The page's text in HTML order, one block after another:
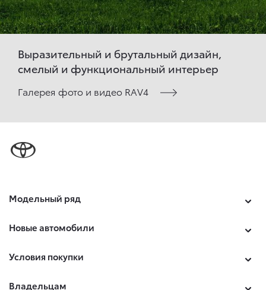
Выразительный и брутальный дизайн,
смелый и функциональный интерьер
Галерея фото и видео RAV4
Модельный ряд
Новые автомобили
Условия покупки
Владельцам